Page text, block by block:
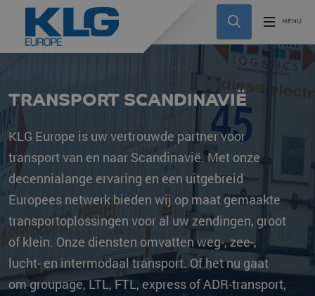
TRANSPORT SCANDINAVIË
KLG Europe is uw vertrouwde partner voor
transport van en naar Scandinavië. Met onze
decennialange ervaring en een uitgebreid
Europees netwerk bieden wij op maat gemaakte
transportoplossingen voor al uw zendingen, groot
of klein. Onze diensten omvatten weg-, zee-,
lucht- en intermodaal transport. Of het nu gaat
om groupage, LTL, FTL, express of ADR-transport,